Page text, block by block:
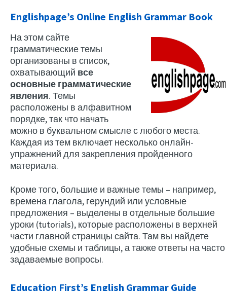
Englishpage’s Online English Grammar Book
На этом сайте
грамматические темы
организованы в список,
охватывающий все
основные грамматические
явления. Темы
расположены в алфавитном
порядке, так что начать
можно в буквальном смысле с любого места.
Каждая из тем включает несколько онлайн-
упражнений для закрепления пройденного
материала.
Кроме того, большие и важные темы – например,
времена глагола, герундий или условные
предложения – выделены в отдельные большие
уроки (tutorials), которые расположены в верхней
части главной страницы сайта. Там вы найдете
удобные схемы и таблицы, а также ответы на часто
задаваемые вопросы.
Education First’s English Grammar Guide